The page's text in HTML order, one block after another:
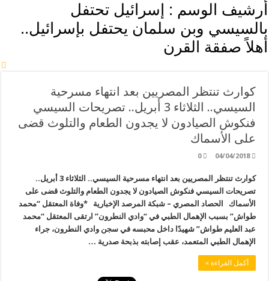
أرشيف الوسم : إسرائيل تحتفل
بالسيسي وبن سلمان يحتفل بإسرائيل..
أهلاً صفقة القرن
كوارث تنتظر المصريين بعد انتهاء مسرحية
السيسي.. الثلاثاء 3 أبريل.. تصريحات السيسي
فنكوش الصيادون لا يجدون الطعام والتلوث قضى
على الأسماك
04/04/2018
0
كوارث تنتظر المصريين بعد انتهاء مسرحية السيسي.. الثلاثاء 3 أبريل..
تصريحات السيسي فنكوش الصيادون لا يجدون الطعام والتلوث قضى على
الأسماك الحصاد المصري – شبكة المرصد الإخبارية *وفاة المعتقل “محمد
طواش” بسبب الإهمال الطبي في “وادي النطرون” ارتقى المعتقل “محمد
عبد العليم طواش” شهيدًا داخل محبسه في سجن وادي النطرون، جراء
الإهمال الطبي المتعمد، عقب إصابته بذبحة صدرية …
أكمل القراءة »